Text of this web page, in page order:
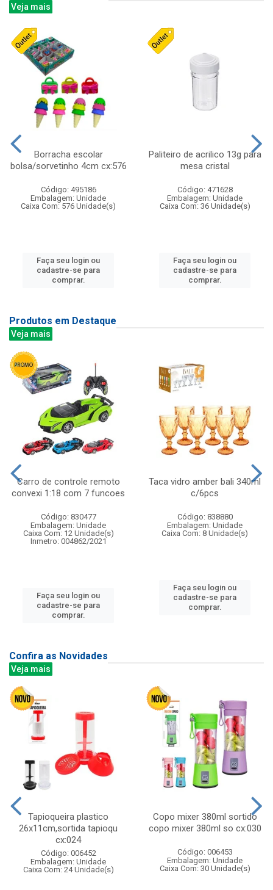
Veja mais
Borracha escolar
bolsa/sorvetinho 4cm cx:576
Código: 495186
Embalagem: Unidade
Caixa Com: 576 Unidade(s)
Faça seu login ou
cadastre-se para
comprar.
Paliteiro de acrilico 13g para
mesa cristal
Código: 471628
Embalagem: Unidade
Caixa Com: 36 Unidade(s)
Faça seu login ou
cadastre-se para
comprar.
Produtos em Destaque
Veja mais
Carro de controle remoto
convexi 1:18 com 7 funcoes
Código: 830477
Embalagem: Unidade
Caixa Com: 12 Unidade(s)
Inmetro: 004862/2021
Faça seu login ou
cadastre-se para
comprar.
Taca vidro amber bali 340ml
c/6pcs
Código: 838880
Embalagem: Unidade
Caixa Com: 8 Unidade(s)
Faça seu login ou
cadastre-se para
comprar.
Confira as Novidades
Veja mais
Tapioqueira plastico
26x11cm,sortida tapioqu
cx:024
Código: 006452
Embalagem: Unidade
Caixa Com: 24 Unidade(s)
Copo mixer 380ml sortido
copo mixer 380ml so cx:030
Código: 006453
Embalagem: Unidade
Caixa Com: 30 Unidade(s)